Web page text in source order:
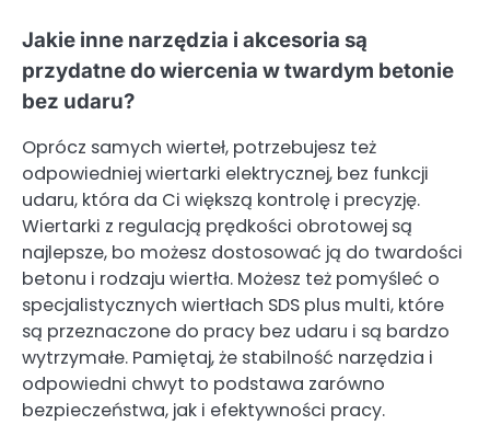
Jakie inne narzędzia i akcesoria są
przydatne do wiercenia w twardym betonie
bez udaru?
Oprócz samych wierteł, potrzebujesz też
odpowiedniej wiertarki elektrycznej, bez funkcji
udaru, która da Ci większą kontrolę i precyzję.
Wiertarki z regulacją prędkości obrotowej są
najlepsze, bo możesz dostosować ją do twardości
betonu i rodzaju wiertła. Możesz też pomyśleć o
specjalistycznych wiertłach SDS plus multi, które
są przeznaczone do pracy bez udaru i są bardzo
wytrzymałe. Pamiętaj, że stabilność narzędzia i
odpowiedni chwyt to podstawa zarówno
bezpieczeństwa, jak i efektywności pracy.